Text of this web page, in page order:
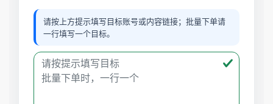
请按上方提示填写目标账号或内容链接；批量下单请
一行填写一个目标。